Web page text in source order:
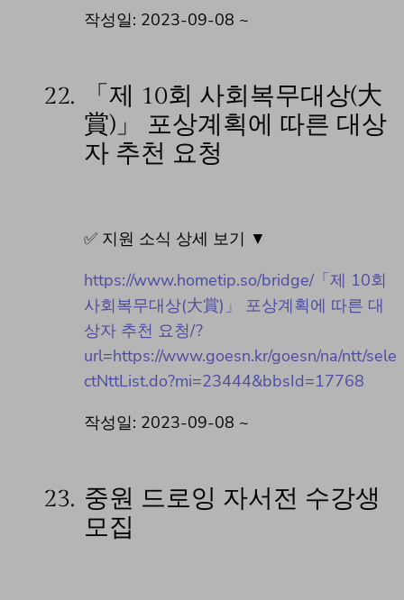
작성일: 2023-09-08 ~
22.
「제 10회 사회복무대상(大
賞)」 포상계획에 따른 대상
자 추천 요청
✅ 지원 소식 상세 보기 ▼
https://www.hometip.so/bridge/「제 10회
사회복무대상(大賞)」 포상계획에 따른 대
상자 추천 요청/?
url=https://www.goesn.kr/goesn/na/ntt/sele
ctNttList.do?mi=23444&bbsId=17768
작성일: 2023-09-08 ~
23. 중원 드로잉 자서전 수강생
모집